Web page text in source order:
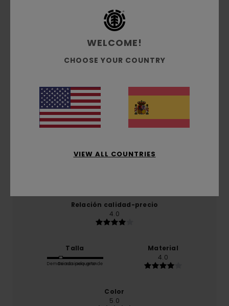
Reseñas de los clientes
Puntuación media
4.0/5
basado en1 reseñas verificadasdesde mayo 2026
El 0% de nuestros clientes recomiendan este
Relación calidad-precio
4.0
Talla
Demasiado pequeño
Demasiado grande
Material
4.0
Color
5.0
WELCOME!
CHOOSE YOUR COUNTRY
VIEW ALL COUNTRIES